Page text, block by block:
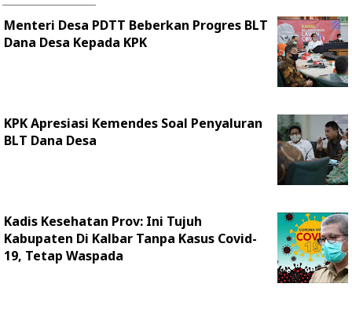
Menteri Desa PDTT Beberkan Progres BLT
Dana Desa Kepada KPK
KPK Apresiasi Kemendes Soal Penyaluran
BLT Dana Desa
Kadis Kesehatan Prov: Ini Tujuh
Kabupaten Di Kalbar Tanpa Kasus Covid-
19, Tetap Waspada